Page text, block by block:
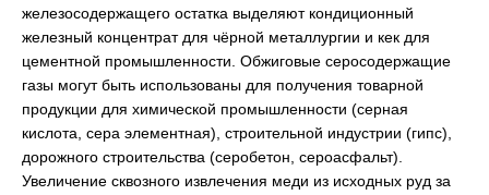
железосодержащего остатка выделяют кондиционный
железный концентрат для чёрной металлургии и кек для
цементной промышленности. Обжиговые серосодержащие
газы могут быть использованы для получения товарной
продукции для химической промышленности (серная
кислота, сера элементная), строительной индустрии (гипс),
дорожного строительства (серобетон, сероасфальт).
Увеличение сквозного извлечения меди из исходных руд за